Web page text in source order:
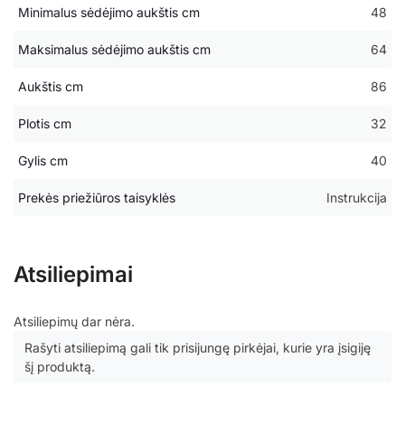
Minimalus sėdėjimo aukštis cm 48
Maksimalus sėdėjimo aukštis cm 64
Aukštis cm 86
Plotis cm 32
Gylis cm 40
Prekės priežiūros taisyklės Instrukcija
Atsiliepimai
Atsiliepimų dar nėra.
Rašyti atsiliepimą gali tik prisijungę pirkėjai, kurie yra įsigiję
šį produktą.